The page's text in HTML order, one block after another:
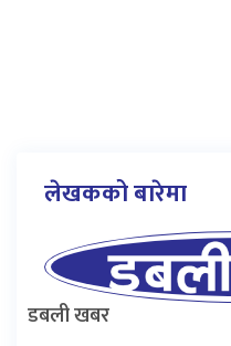
लेखकको बारेमा
डबली खबर